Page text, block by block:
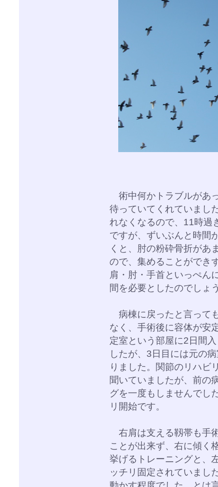
術中何かトラブルがあ
待っていてくれていまし
れなくなるので、11時過
ですが、ずいぶんと時間
くと、肘の粉砕骨折があ
ので、集めることができ
肩・肘・手首といっぺん
間を必要としたのでしょ
病棟に戻ったと言って
なく、手術後に容体が安
定室という部屋に2日間
したが、3日目には元の
りました。関節のリハビ
聞いていましたが、前の
グを一度もしませんでし
リ開始です。
右肩は支える靱帯も手
ことが出来ず、右に傾く
挙げるトレーニングと、
ッチリ固定されていまし